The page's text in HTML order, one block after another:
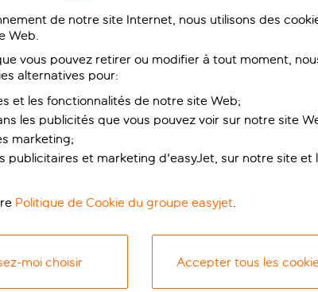
de notre site Internet, nous utilisons des
Web.
vous pouvez retirer ou modifier à tout moment,
alternatives pour:
et les fonctionnalités de notre site Web;
les publicités que vous pouvez voir sur notre site
marketing;
publicitaires et marketing d'easyJet, sur notre site et
Politique de Cookie du groupe easyjet.
moi choisir Accepter tous les